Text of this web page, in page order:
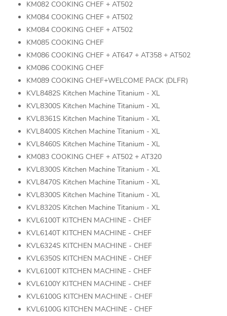
KM082 COOKING CHEF + AT502
KM084 COOKING CHEF + AT502
KM084 COOKING CHEF + AT502
KM085 COOKING CHEF
KM086 COOKING CHEF + AT647 + AT358 + AT502
KM086 COOKING CHEF
KM089 COOKING CHEF+WELCOME PACK (DLFR)
KVL8482S Kitchen Machine Titanium - XL
KVL8300S Kitchen Machine Titanium - XL
KVL8361S Kitchen Machine Titanium - XL
KVL8400S Kitchen Machine Titanium - XL
KVL8460S Kitchen Machine Titanium - XL
KM083 COOKING CHEF + AT502 + AT320
KVL8300S Kitchen Machine Titanium - XL
KVL8470S Kitchen Machine Titanium - XL
KVL8300S Kitchen Machine Titanium - XL
KVL8320S Kitchen Machine Titanium - XL
KVL6100T KITCHEN MACHINE - CHEF
KVL6140T KITCHEN MACHINE - CHEF
KVL6324S KITCHEN MACHINE - CHEF
KVL6350S KITCHEN MACHINE - CHEF
KVL6100T KITCHEN MACHINE - CHEF
KVL6100Y KITCHEN MACHINE - CHEF
KVL6100G KITCHEN MACHINE - CHEF
KVL6100G KITCHEN MACHINE - CHEF